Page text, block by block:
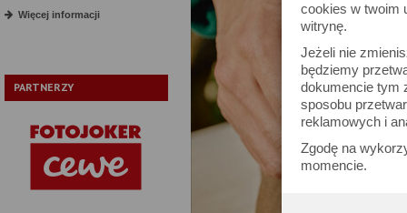
cookies w twoim
witrynę.
Jeżeli nie
będziemy
dokumencie tym
sposobu
reklamowych i
Zgodę na
momencie.
Więcej informacji
PARTNERZY